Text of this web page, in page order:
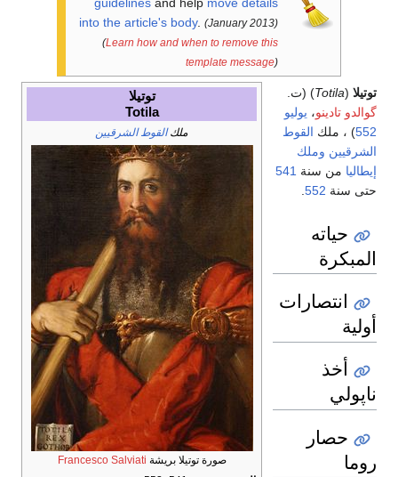
into the article's body. (January 2013)
(Learn how and when to remove this
template message)
توتيلا
Totila
ملكالقوط الشرقيين
صورة توتيلا بريشة Francesco Salviati
توتيلا (
Totila) (ت.
گوالدو تادينو، يوليو
552) ، ملك القوط
الشرقيين وملك
إيطاليا من سنة 541
حتى سنة 552
حياته
المبكرة
انتصارات
أولية
أخذ
ناپولي
حصار
روما